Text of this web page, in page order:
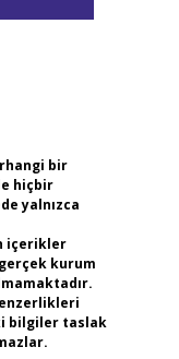
bir
hiçbir
yalnızca
içerikler
kurum
bilgiler taslak